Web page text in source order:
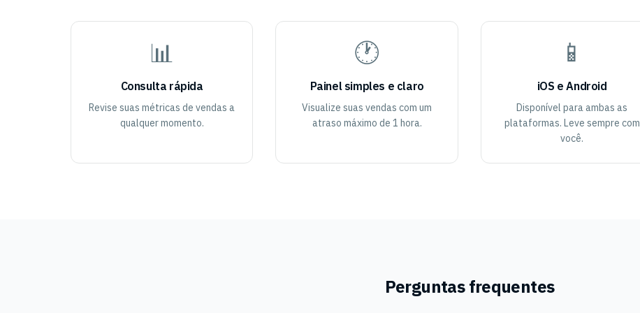
📊
Consulta rápida
Revise suas métricas de vendas a
qualquer momento.
🕐
Painel simples e claro
Visualize suas vendas com um
atraso máximo de 1 hora.
📱
iOS e Android
Disponível para ambas as
plataformas. Leve sempre com
você.
Perguntas frequentes